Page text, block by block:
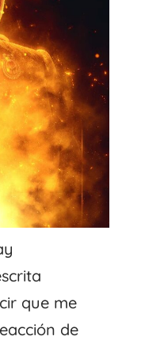
que me
de